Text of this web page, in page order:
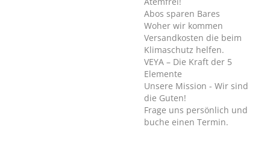
Abos sparen Bares
Woher wir kommen
Versandkosten die beim
Klimaschutz helfen.
VEYA – Die Kraft der 5
Elemente
Unsere Mission - Wir sind
die Guten!
Frage uns persönlich und
buche einen Termin.